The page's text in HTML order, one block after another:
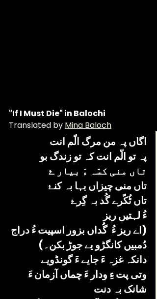
"If I Must Die" in Balochi
Translated by Mina Baloch
اگاں پہ من مرگ الّم انت
پہ تو الّم انت کہ تو زندگ بو
تاں منی کسّہ ءَ بیار ۓ
تاں منی چیزاں بہا بہ کنۓ
تاں ٹُکّرے گُد بہ گِرۓ
ءُ لہتیں ریز
(اے ریز ءُ  گُداں بزور اسپیت ءُ دراج
دُمبیں کانگڑو یے جوڑ بکن۔)
دانکہ غزہ ءَ جایے ءَ گونڈویے
وتی پت ءِ ودار ءَ چماں آزمان ءَ
شانک بہ دنت